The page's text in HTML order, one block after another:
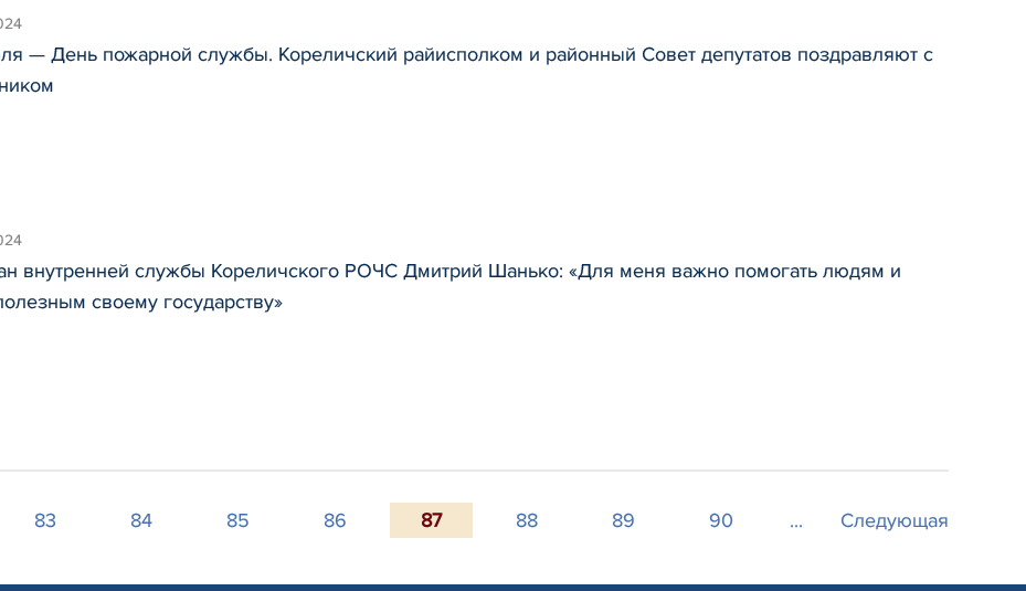
— День пожарной службы. Кореличский райисполком и районный Совет депутатов поздравляют с
внутренней службы Кореличского РОЧС Дмитрий Шанько: «Для меня важно помогать людям и
своему государству»
83 84 85 86 87 88 89 90 ... Следующая